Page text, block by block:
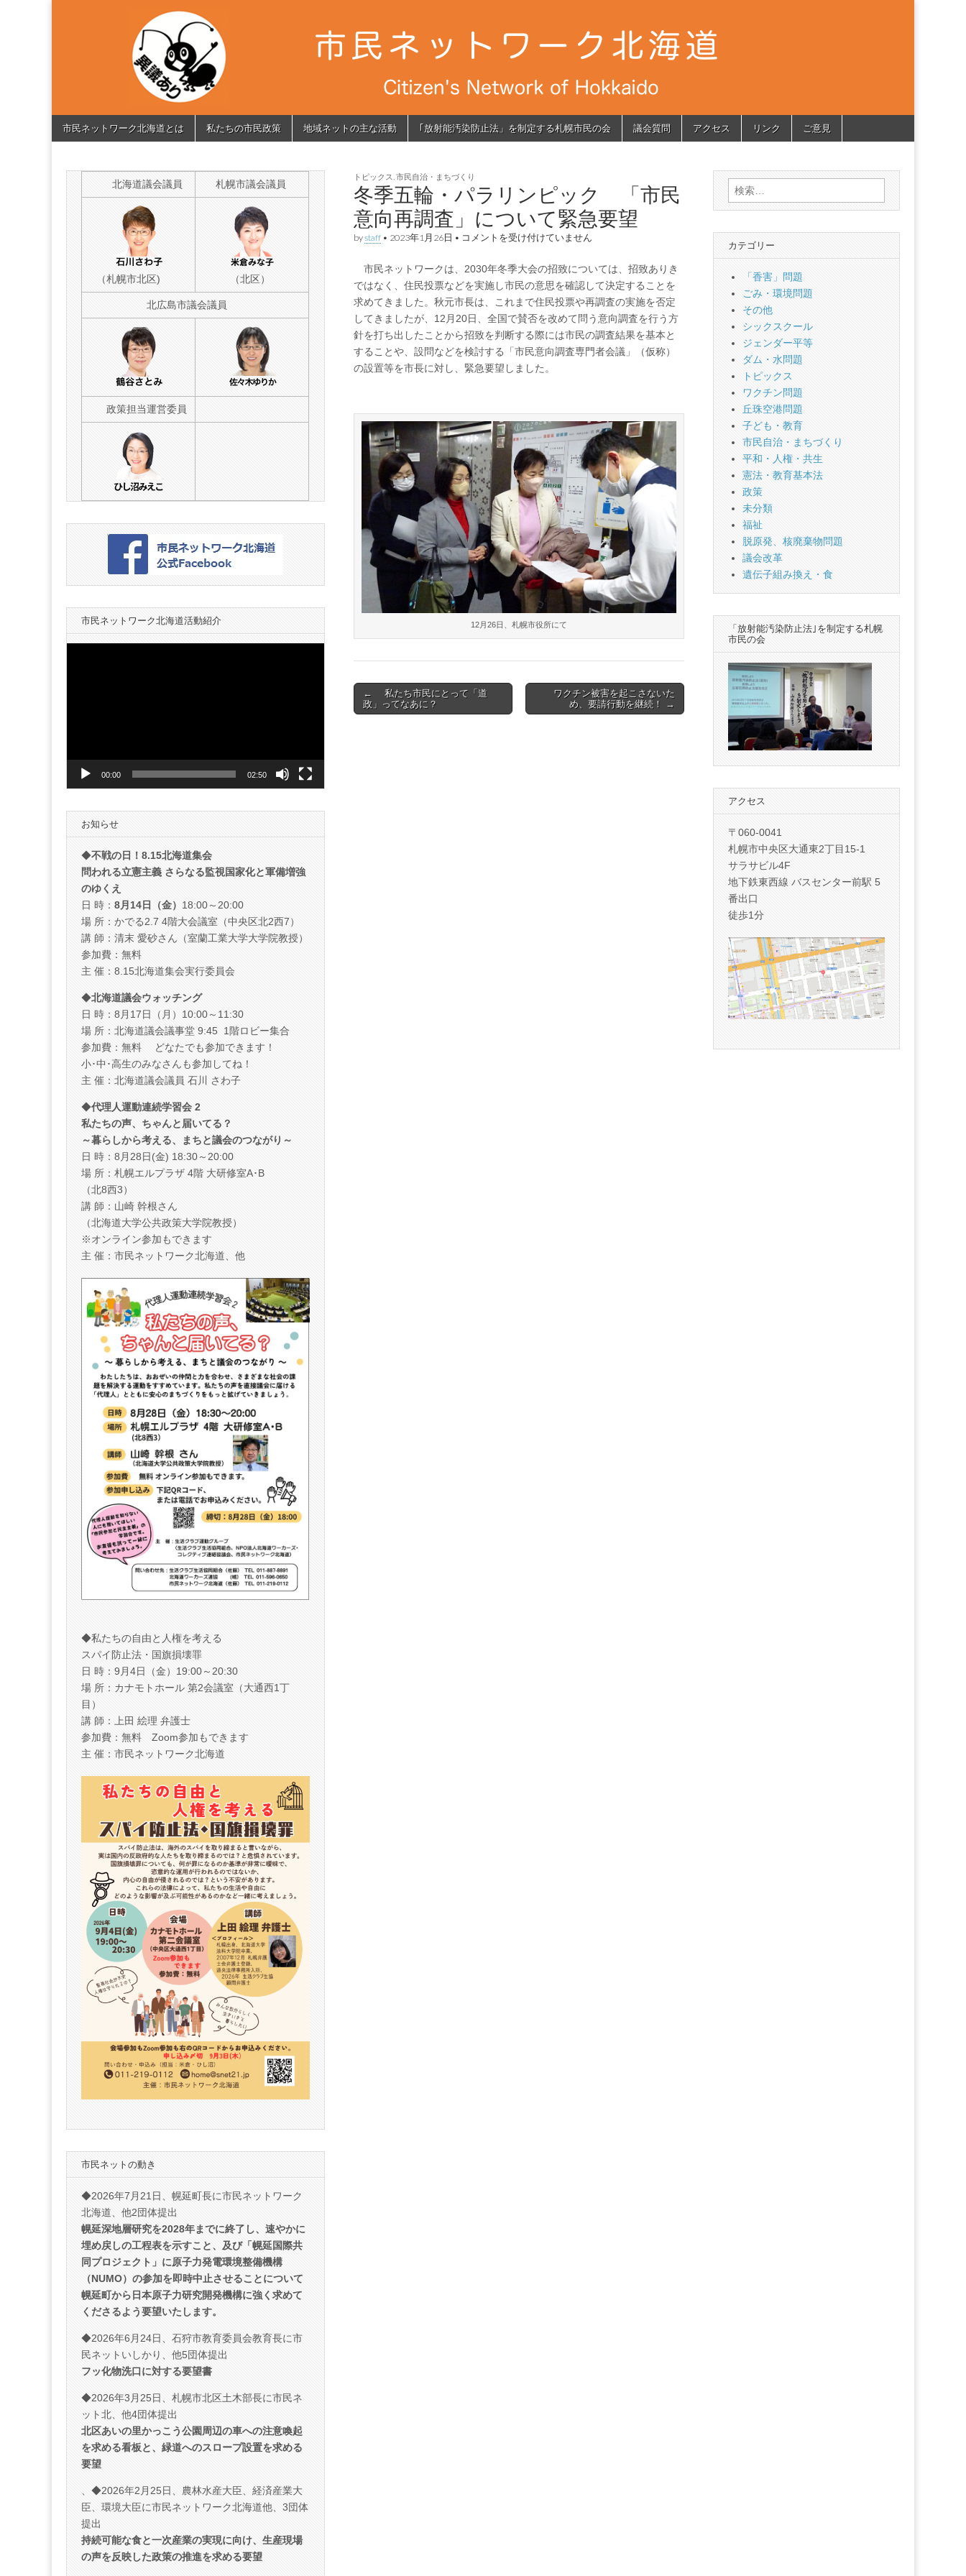
ネ
ッ
ト
ワ
ク
北
Main
menu
Skip
市民ネットワーク北海道とは 私たちの市民政策 地域ネットの主な活動 ｢放射能汚染防止法」を制定する札幌市民の会 議会質問 アクセス リンク ご意見
トピックス 市民自治・まちづくり
冬季五輪・パラリンピック 「市民
意向再調査」について緊急要望
bystaff• 2023年1月26日 • 冬
輪・
パ
ラ
リ
ン
ピ
ッ
ク
「市
民
調
査」
に
つ
い
て
緊
急
要
望
は
コメントを受け付けていません
市民ネットワークは、2030年冬季大会の招致については、招致ありき
ではなく、住民投票などを実施し市民の意思を確認して決定することを
求めてきました。秋元市長は、これまで住民投票や再調査の実施を否定
してきましたが、12月20日、全国で賛否を改めて問う意向調査を行う方
針を打ち出したことから招致を判断する際には市民の調査結果を基本と
することや、設問などを検討する「市民意向調査専門者会議」（仮称）
の設置等を市長に対し、緊急要望しました。
12月26日、札幌市役所にて
Post
navigation
← 私たち市民にとって「道
政」ってなあに？
ワクチン被害を起こさないた
め、要請行動を継続！ →
北海道議会議員 札幌市議会議員
（札幌市北区) （北区）
北広島市議会議員
政策担当運営委員
市民ネットワーク北海道活動紹介
00:00 02:50
お知らせ
◆不戦の日！8.15北海道集会
問われる立憲主義 さらなる監視国家化と軍備増強
のゆくえ
日 時： 8月14日（金） 18:00～20:00
場 所：かでる2.7 4階大会議室（中央区北2西7）
講 師：清末 愛砂さん（室蘭工業大学大学院教授）
参加費：無料
主 催：8.15北海道集会実行委員会
◆北海道議会ウォッチング
日 時：8月17日（月）10:00～11:30
場 所：北海道議会議事堂 9:45 1階ロビー集合
参加費：無料 どなたでも参加できます！
小･中･高生のみなさんも参加してね！
主 催：北海道議会議員 石川 さわ子
◆代理人運動連続学習会 2
私たちの声、ちゃんと届いてる？
～暮らしから考える、まちと議会のつながり～
日 時：8月28日(金) 18:30～20:00
場 所：札幌エルプラザ 4階 大研修室A･B
（北8西3）
講 師：山崎 幹根さん
（北海道大学公共政策大学院教授）
※オンライン参加もできます
主 催：市民ネットワーク北海道、他
◆私たちの自由と人権を考える
スパイ防止法・国旗損壊罪
日 時：9月4日（金）19:00～20:30
場 所：カナモトホール 第2会議室（大通西1丁
目）
講 師：上田 絵理 弁護士
参加費：無料 Zoom参加もできます
主 催：市民ネットワーク北海道
市民ネットの動き
◆2026年7月21日、幌延町長に市民ネットワーク
北海道、他2団体提出
幌延深地層研究を2028年までに終了し、速やかに
埋め戻しの工程表を示すこと、及び「幌延国際共
同プロジェクト」に原子力発電環境整備機構
（NUMO）の参加を即時中止させることについて
幌延町から日本原子力研究開発機構に強く求めて
くださるよう要望いたします。
◆2026年6月24日、石狩市教育委員会教育長に市
民ネットいしかり、他5団体提出
フッ化物洗口に対する要望書
◆2026年3月25日、札幌市北区土木部長に市民ネ
ット北、他4団体提出
北区あいの里かっこう公園周辺の車への注意喚起
を求める看板と、緑道へのスロープ設置を求める
要望
、◆2026年2月25日、農林水産大臣、経済産業大
臣、環境大臣に市民ネットワーク北海道他、3団体
提出
持続可能な食と一次産業の実現に向け、生産現場
の声を反映した政策の推進を求める要望
検
索:
カテゴリー
「香害」問題
ごみ・環境問題
その他
シックスクール
ジェンダー平等
ダム・水問題
トピックス
ワクチン問題
丘珠空港問題
子ども・教育
市民自治・まちづくり
平和・人権・共生
憲法・教育基本法
政策
未分類
福祉
脱原発、核廃棄物問題
議会改革
遺伝子組み換え・食
「放射能汚染防止法｣を制定する札幌
市民の会
アクセス
〒060-0041
札幌市中央区大通東2丁目15-1
サラサビル4F
地下鉄東西線 バスセンター前駅 5
番出口
徒歩1分